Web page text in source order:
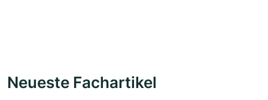
Neueste Fachartikel